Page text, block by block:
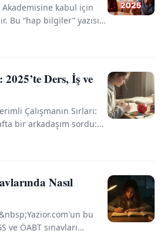
kabul için
Bu “hap bilgiler” yazısı;
80 soru – 110 dakika
Ders, İş ve
Çalışmanın Sırları:
bir arkadaşım sordu:
şey gerçekten işe yarıyor
Nasıl
bu
ve ÖABT sınavları